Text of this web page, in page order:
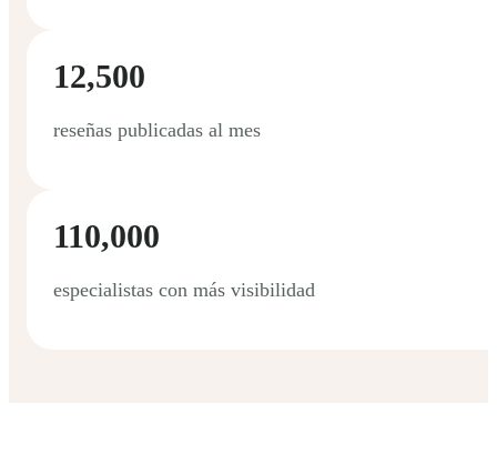
12,500
reseñas publicadas al mes
110,000
especialistas con más visibilidad